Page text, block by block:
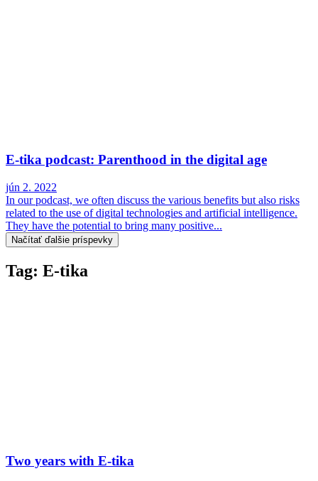
E-tika podcast: Parenthood in the digital age
jún 2. 2022
In our podcast, we often discuss the various benefits but also risks
related to the use of digital technologies and artificial intelligence.
They have the potential to bring many positive...
Načítať ďalšie príspevky
Tag: E-tika
Two years with E-tika